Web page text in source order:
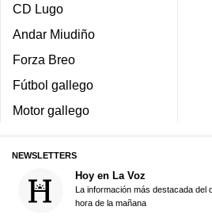
CD Lugo
Andar Miudiño
Forza Breo
Fútbol gallego
Motor gallego
NEWSLETTERS
Hoy en La Voz
La información más destacada
hora de la mañana